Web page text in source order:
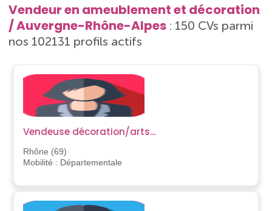
Vendeur en ameublement et décoration
/ Auvergne-Rhône-Alpes : 150 CVs parmi
nos 102131 profils actifs
Vendeuse décoration/arts...
Rhône (69)
Mobilité : Départementale